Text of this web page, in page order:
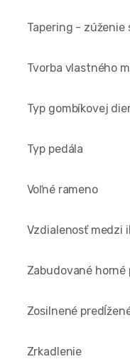
Tapering - zúženie
Tvorba vlastného
Typ gombíkovej
Typ pedála
Voľné rameno
Vzdialenosť medzi
Zabudované horné
Zosilnené
Zrkadlenie